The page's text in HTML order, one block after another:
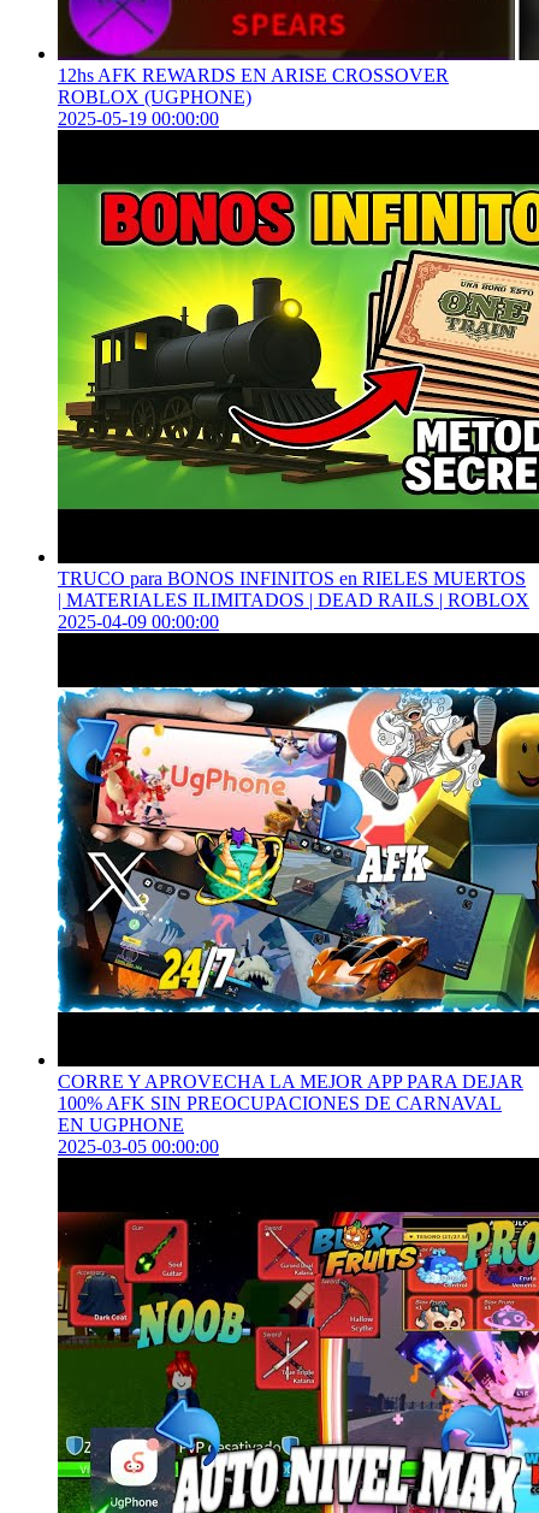
12hs AFK REWARDS EN ARISE CROSSOVER
ROBLOX (UGPHONE)
2025-05-19 00:00:00
TRUCO para BONOS INFINITOS en RIELES MUERTOS
| MATERIALES ILIMITADOS | DEAD RAILS | ROBLOX
2025-04-09 00:00:00
CORRE Y APROVECHA LA MEJOR APP PARA DEJAR
100% AFK SIN PREOCUPACIONES DE CARNAVAL
EN UGPHONE
2025-03-05 00:00:00